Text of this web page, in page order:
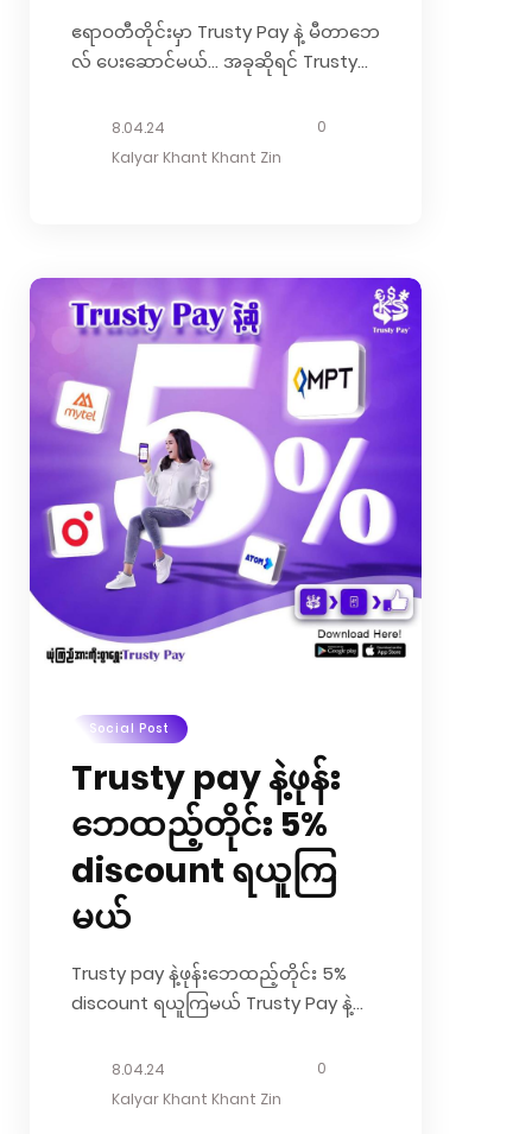
ဧရာဝတီတိုင်းမှာ Trusty Pay နဲ့ မီတာဘေ
လ် ပေးဆောင်မယ်… အခုဆိုရင် Trusty
ဖြစ်တဲ့ ပုသိမ်မြို့၊ ဖျာပုံမြို့၊ မအူပင်မြို့၊
ပန်းတနော်မြို့၊ ညောင်တုန်းမြို့တွေမှာ
မှာပဲ ဖြစ်ပါတယ်။ ဒါတင်မကသေးဘဲ
Couponတွေ Pointတွေလည်း အသုံးပြု
လို့ ရမှာပဲ ဖြစ်ပါတယ်။ အဲ့တော့လျှပ်စစ်
မီတာဘေလ်ကို Trusty Payနဲ့ မိမိတို့
ကိုယ်တိုင် အိမ်မှာပဲ လွယ်လွယ်ကူကူ ပေး
ဆောင်မယ် ပြီးတော့ Discountတွေ
Pointတွေလည်း...
8.04.24
0
Kalyar Khant Khant Zin
Social Post
Trusty pay နဲ့ဖုန်း
ဘေထည့်တိုင်း 5%
discount ရယူကြ
မယ်
Trusty pay နဲ့ဖုန်းဘေထည့်တိုင်း 5%
discount ရယူကြမယ် Trusty Pay နဲ့
မဟုတ်ဘဲ အများနဲ့မတူတဲ့ ထူးခြားချက်
တစ်ခုက Trusty Pay Application
8.04.24
0
Kalyar Khant Khant Zin